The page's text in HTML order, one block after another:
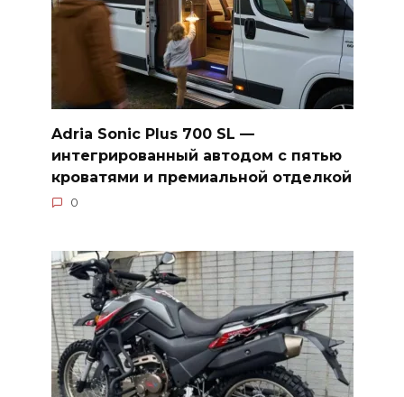
Adria Sonic Plus 700 SL —
интегрированный автодом с пятью
кроватями и премиальной отделкой
0